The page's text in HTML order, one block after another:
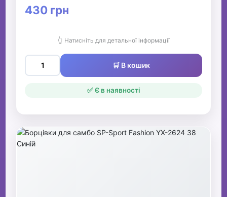
430 грн
👆 Натисніть для детальної інформації
🛒 В кошик
✅ Є в наявності